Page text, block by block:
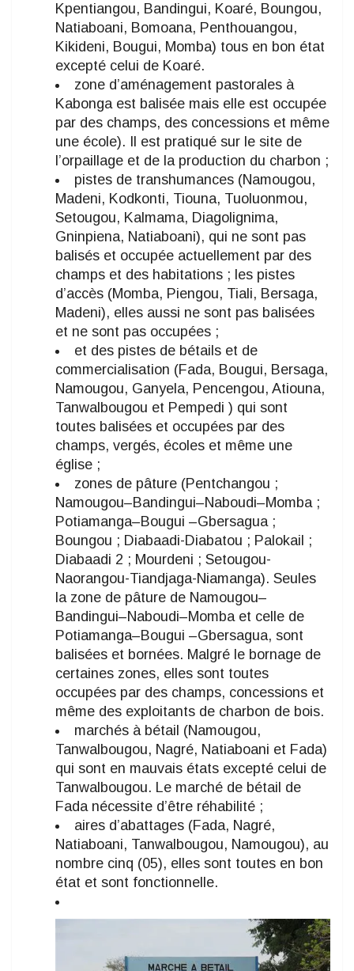
Kpentiangou, Bandingui, Koaré, Boungou,
Natiaboani, Bomoana, Penthouangou,
Kikideni, Bougui, Momba) tous en bon état
excepté celui de Koaré.
zone d’aménagement pastorales à
Kabonga est balisée mais elle est occupée
par des champs, des concessions et même
une école). Il est pratiqué sur le site de
l’orpaillage et de la production du charbon ;
pistes de transhumances (Namougou,
Madeni, Kodkonti, Tiouna, Tuoluonmou,
Setougou, Kalmama, Diagolignima,
Gninpiena, Natiaboani), qui ne sont pas
balisés et occupée actuellement par des
champs et des habitations ; les pistes
d’accès (Momba, Piengou, Tiali, Bersaga,
Madeni), elles aussi ne sont pas balisées
et ne sont pas occupées ;
et des pistes de bétails et de
commercialisation (Fada, Bougui, Bersaga,
Namougou, Ganyela, Pencengou, Atiouna,
Tanwalbougou et Pempedi ) qui sont
toutes balisées et occupées par des
champs, vergés, écoles et même une
église ;
zones de pâture (Pentchangou ;
Namougou–Bandingui–Naboudi–Momba ;
Potiamanga–Bougui –Gbersagua ;
Boungou ; Diabaadi-Diabatou ; Palokail ;
Diabaadi 2 ; Mourdeni ; Setougou-
Naorangou-Tiandjaga-Niamanga). Seules
la zone de pâture de Namougou–
Bandingui–Naboudi–Momba et celle de
Potiamanga–Bougui –Gbersagua, sont
balisées et bornées. Malgré le bornage de
certaines zones, elles sont toutes
occupées par des champs, concessions et
même des exploitants de charbon de bois.
marchés à bétail (Namougou,
Tanwalbougou, Nagré, Natiaboani et Fada)
qui sont en mauvais états excepté celui de
Tanwalbougou. Le marché de bétail de
Fada nécessite d’être réhabilité ;
aires d’abattages (Fada, Nagré,
Natiaboani, Tanwalbougou, Namougou), au
nombre cinq (05), elles sont toutes en bon
état et sont fonctionnelle.